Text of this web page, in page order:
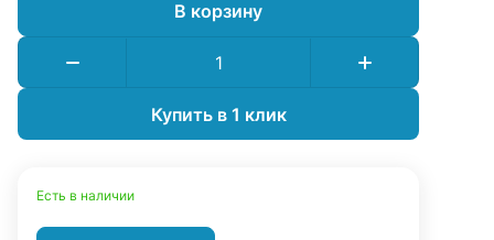
В корзину
Купить в 1 клик
Есть в наличии